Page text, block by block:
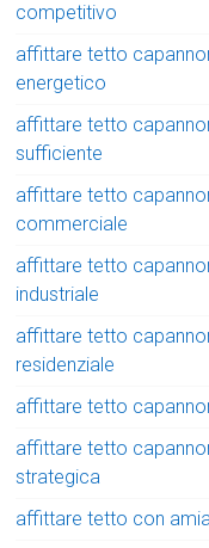
competitivo
affittare tetto
energetico
affittare tetto
sufficiente
affittare tetto
commerciale
affittare tetto
industriale
affittare tetto
residenziale
affittare tetto
affittare tetto
strategica
affittare tetto con